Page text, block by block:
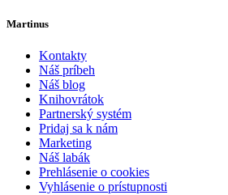
Martinus
Kontakty
Náš príbeh
Náš blog
Knihovrátok
Partnerský systém
Pridaj sa k nám
Marketing
Náš labák
Prehlásenie o cookies
Vyhlásenie o prístupnosti